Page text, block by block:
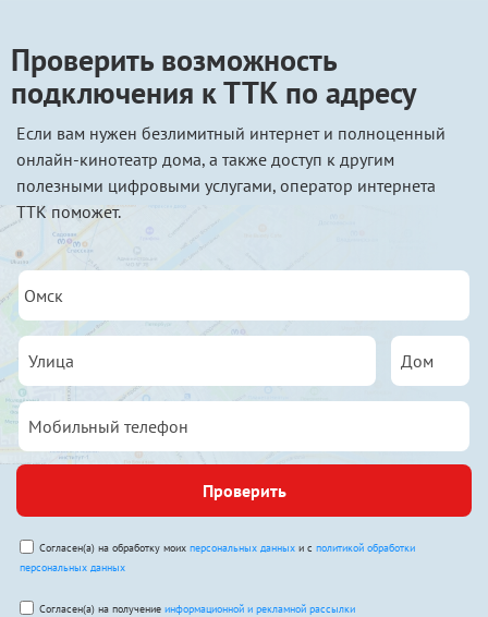
Проверить возможность
подключения к ТТК по адресу
Если вам нужен безлимитный интернет и полноценный
онлайн-кинотеатр дома, а также доступ к другим
полезными цифровыми услугами, оператор интернета
ТТК поможет.
Проверить
Согласен(а) на обработку моих персональных данных и с политикой обработки
персональных данных
Согласен(а) на получение информационной и рекламной рассылки